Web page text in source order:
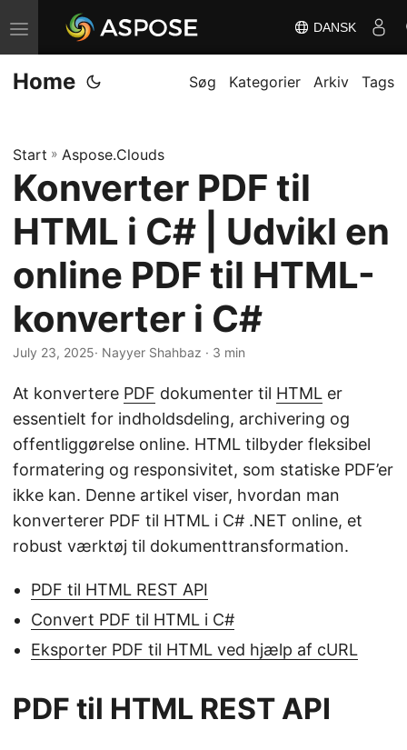
S
k
i
n
a
i
a
t
i
o
n
DANSK
Home Søg Kategorier Arkiv Tags
Start » Aspose.Clouds
Konverter PDF til
HTML i C# | Udvikl en
online PDF til HTML-
konverter i C#
July 23, 2025· Nayyer Shahbaz · 3 min
At konvertere PDF dokumenter til HTML er
essentielt for indholdsdeling, archivering og
offentliggørelse online. HTML tilbyder fleksibel
formatering og responsivitet, som statiske PDF’er
ikke kan. Denne artikel viser, hvordan man
konverterer PDF til HTML i C# .NET online, et
robust værktøj til dokumenttransformation.
PDF til HTML REST API
Convert PDF til HTML i C#
Eksporter PDF til HTML ved hjælp af cURL
PDF til HTML REST API